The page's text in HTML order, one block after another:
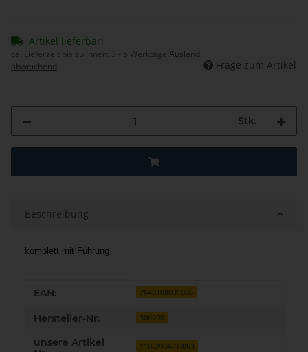
Artikel lieferbar!
ca. Lieferzeit bis zu Ihnen: 3 - 5 Werktage Ausland
abweichend
Frage zum Artikel
Stk.
Beschreibung
komplett mit Führung
Produkteigenschaft
Wert
EAN: 7640108031006
Hersteller-Nr: 306200
unsere Artikel
110-2904-00053